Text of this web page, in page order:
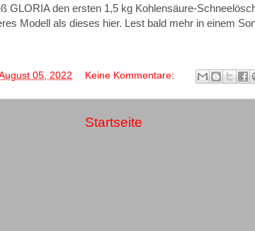
GLORIA den ersten 1,5 kg Kohlensäure-
Modell als dieses hier. Lest bald mehr in einem
05, 2022 Keine Kommentare:
Startseite